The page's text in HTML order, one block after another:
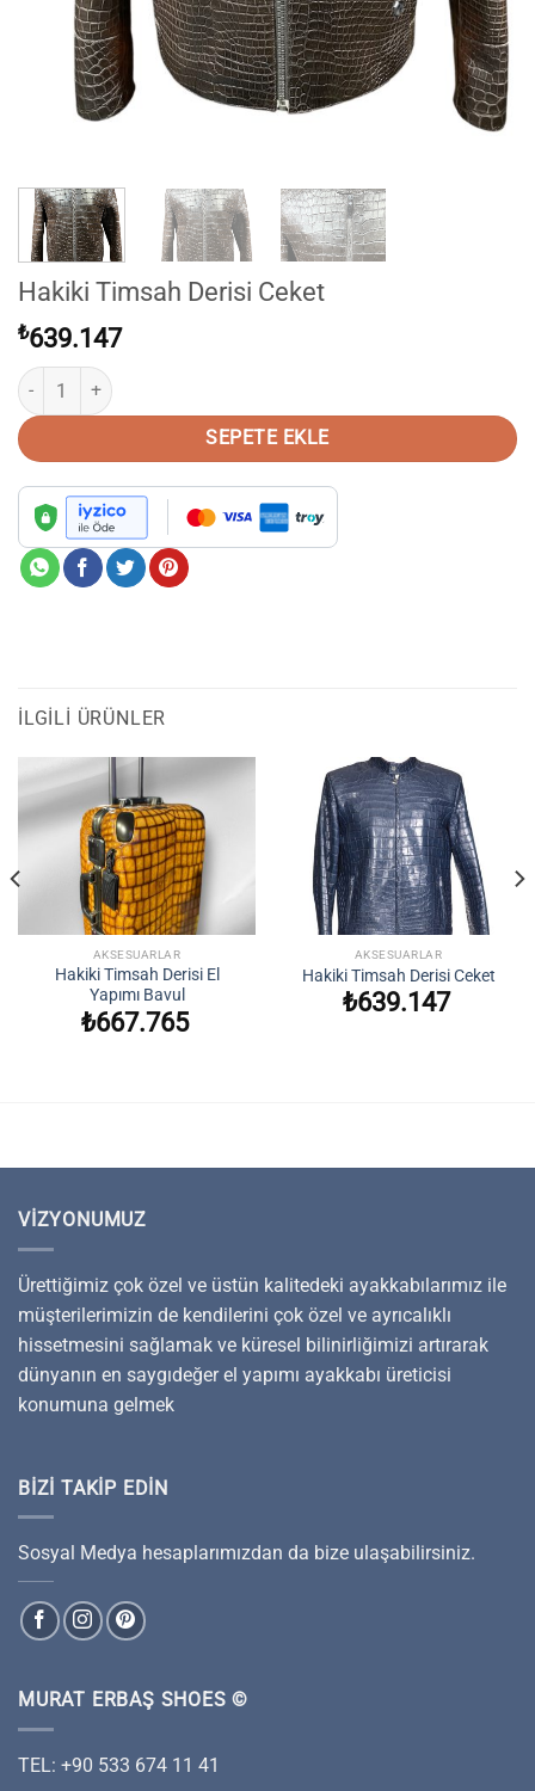
Hakiki Timsah Derisi Ceket
₺639.147
Hakiki Timsah Derisi Ceket adet
SEPETE EKLE
İLGILI ÜRÜNLER
AKSESUARLAR
Hakiki Timsah Derisi El
Yapımı Bavul
₺667.765
AKSESUARLAR
Hakiki Timsah Derisi Ceket
₺639.147
VIZYONUMUZ
Ürettiğimiz çok özel ve üstün kalitedeki ayakkabılarımız ile
müşterilerimizin de kendilerini çok özel ve ayrıcalıklı
hissetmesini sağlamak ve küresel bilinirliğimizi artırarak
dünyanın en saygıdeğer el yapımı ayakkabı üreticisi
konumuna gelmek
BIZI TAKIP EDIN
Sosyal Medya hesaplarımızdan da bize ulaşabilirsiniz.
MURAT ERBAŞ SHOES ©
TEL: +90 533 674 11 41